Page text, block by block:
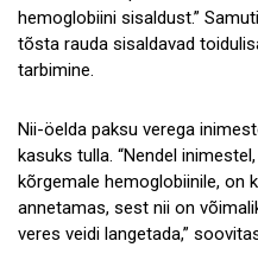
hemoglobiini sisaldust.”
tõsta rauda sisaldavad
tarbimine.
Nii-öelda paksu verega
kasuks tulla. “Nendel
kõrgemale hemoglobiinile, on
annetamas, sest nii on
veres veidi langetada,”